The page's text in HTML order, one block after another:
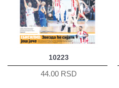
10223
44.00 RSD